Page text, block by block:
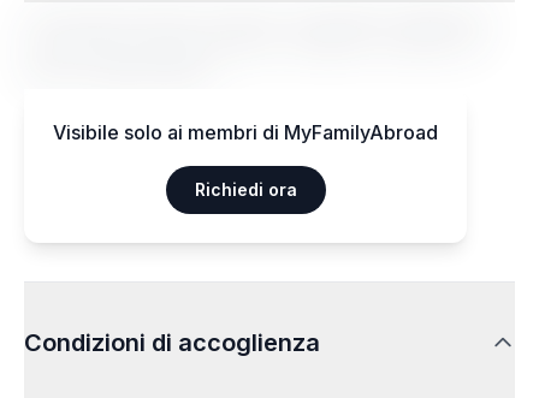
Visibile solo ai membri di MyFamilyAbroad
Richiedi ora
Condizioni di accoglienza